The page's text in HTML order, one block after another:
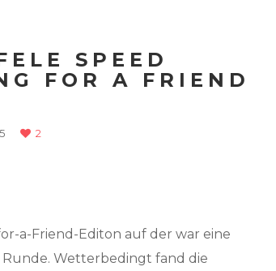
SPEED
FOR A FRIEND
2
a-Friend-Editon auf der war eine
Wetterbedingt fand die